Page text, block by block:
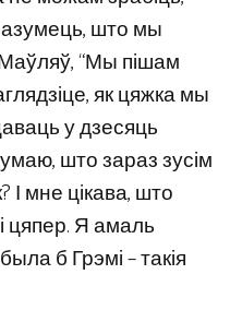
што мы
“Мы пішам
як цяжка мы
у дзесяць
што зараз зусім
І мне цікава, што
цяпер. Я амаль
б Грэмі – такія